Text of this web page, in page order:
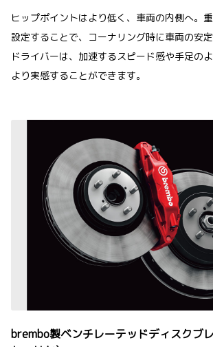
ヒップポイントはより低く、車両の内側へ。
設定することで、コーナリング時に車両の安定
ドライバーは、加速するスピード感や手足のよ
より実感することができます。
brembo製ベンチレーテッドディスクブ